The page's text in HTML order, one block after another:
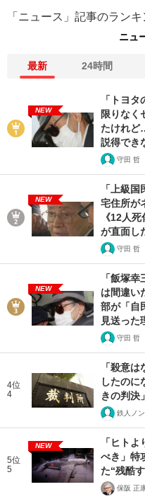
「ニュース」記事のラン
ニュ
最新 24時間
NEW
「トヨ
限りなく
たけれど
説得でき
守田 哲
NEW
「上級
宅住所が
《12人
が直面し
守田 哲
NEW
「飯塚
は間違い
部が「自
見送った
守田 哲
4位
4
「殺意
したの
きの判決
鉄人ノ
5位
5
NEW
「ヒト
べき」特
た“残酷
保阪 正